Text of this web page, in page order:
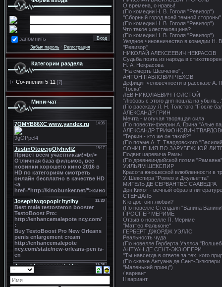
запомнить
Забыл пароль· Регистрация
Категории раздела
Сочинения 5-11 [7]
Мини-чат
О времена, о нравы!
(По комедии Н. В. Гоголя "Ревизор")
"Сборный город всей темной стороны"
(По комедии Н. В. Гоголя "Ревизор")
Что такое хлестаковщина?
(По комедии Н. В. Гоголя "Ревизор")
Уездное чиновничество в комедии Н.
"Ревизор"
НИКОЛАЙ АЛЕКСЕЕВИЧ НЕКРАСОВ
Судьба поэта из народа в
Н. А. Некрасова
"На смерть Шевченко" ,
АНТОН ПАВЛОВИЧ ЧЕХОВ
Дефицит человечности в рассказе А.
"Тоска"
ЛЕВ НИКОЛАЕВИЧ ТОЛСТОЙ
"Любовь с этого дня пошла на
(По рассказу Л. Н. Толстого "После
АЛЕКСАНДР ГРИН
Мечта - могучая творящая сила
(По повести-феерии А. Грина "Алые
АЛЕКСАНДР ТРИФОНОВИЧ
"Теркин - кто же он такой?"
(По поэме А. Т. Твардовского
СОЧИНЕНИЯ ПО ЗАРУБЕЖНОЙ
Подвиг царевича Рамы
(По древнеиндийской поэме
УИЛЬЯМ ШЕКСПИР
Красота юношеской влюбленности в
У. Шекспира "Ромео и Джульетта"
МИГЕЛЬ ДЕ СЕРВАНТЕС СААВЕДРА
Дон Кихот - вечный образ в литературе
СТЕНДАЛЬ
Кто достоин любви?
(По новелле Стендаля "Ванина
ПРОСПЕР МЕРИМЕ
Отзыв о новелле П. Мериме
"Маттео Фальконе"
ГЕРБЕРТ ДЖОРДЖ УЭЛЛС
Реальность чуда
(По новелле Герберта Уэллса
АНТУАН ДЕ СЕНТ-ЭКЗЮПЕРИ
"Ты навсегда в ответе за тех, кого
(По сказке Антуана де Сент-Экзюпери
"Маленький принц")
/ вариант
II вариант